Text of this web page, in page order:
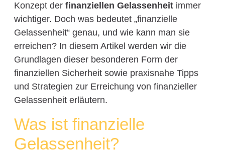
Konzept der finanziellen Gelassenheitimmer
wichtiger. Doch was bedeutet „finanzielle
Gelassenheit“ genau, und wie kann man sie
erreichen? In diesem Artikel werden wir die
Grundlagen dieser besonderen Form der
finanziellen Sicherheit sowie praxisnahe Tipps
und Strategien zur Erreichung von finanzieller
Gelassenheit erläutern.
Was ist finanzielle
Gelassenheit?